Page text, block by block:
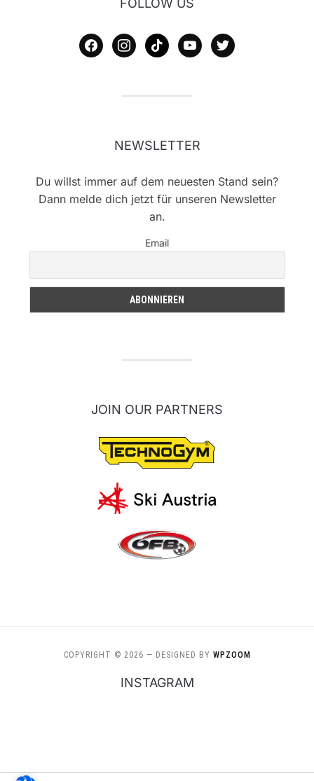
FOLLOW US
facebookinstagram
tiktok youtubetwitter
NEWSLETTER
Du willst immer auf dem neuesten Stand sein?
Dann melde dich jetzt für unseren Newsletter
an.
Email
JOIN OUR PARTNERS
COPYRIGHT © 2026 — DESIGNED BY WPZOOM
INSTAGRAM